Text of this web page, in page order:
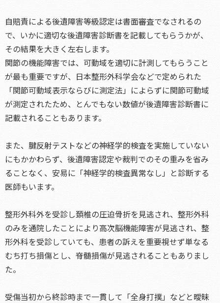
自賠責による後遺障害等級認定は書面審査でなされるの
で、いかに適切な後遺障害診断書を記載してもらうかが、
その結果を大きく左右します。
関節の機能障害では、可動域を適切に計測してもらうこと
が最も重要ですが、日本整形外科学会などで定められた
「関節可動域表示ならびに測定法」によらずに関節可動域
が測定されたため、とんでもない数値が後遺障害診断書に
記載されることもあります。
また、腱反射テストなどの神経学的検査を実施していない
にもかかわらず、後遺障害認定や裁判でのその重みを省み
ることなく、安易に「神経学的検査異常なし」と診断する
医師もいます。
整形外科外を受診し頚椎の圧迫骨折を見逃され、整形外科
のみを通院したことにより高次脳機能障害が見逃され、整
形外科を受診していても、患者の訴えを重要視せず単なる
むち打ち損傷とし、脊髄損傷が見逃されることもありまし
た。
受傷当初から終診時まで一貫して「全身打撲」などと曖昧